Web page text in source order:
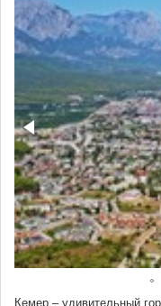
Кемер – удивительный